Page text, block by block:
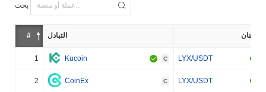
بحث
# التبادل إثنان
1 Kucoin C LYX/USDT
2 CoinEx C LYX/USDT